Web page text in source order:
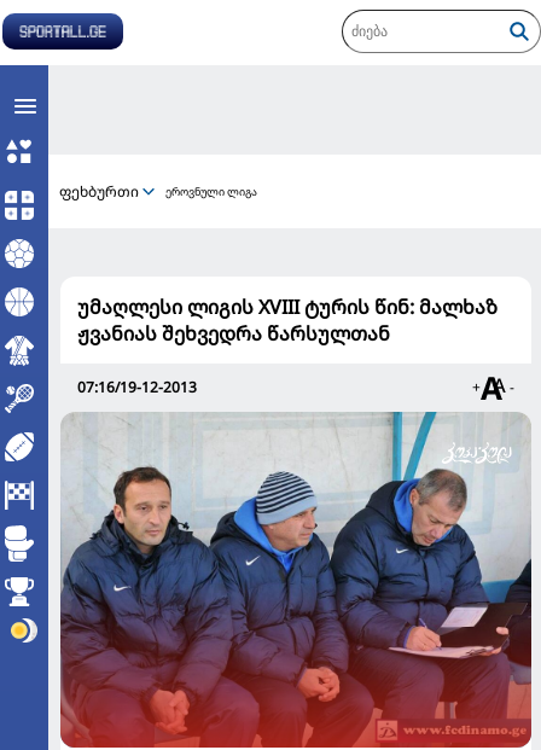
ფეხბურთი ეროვნული ლიგა
უმაღლესი ლიგის XVIII ტურის წინ: მალხაზ
ჟვანიას შეხვედრა წარსულთან
07:16/19-12-2013 + -